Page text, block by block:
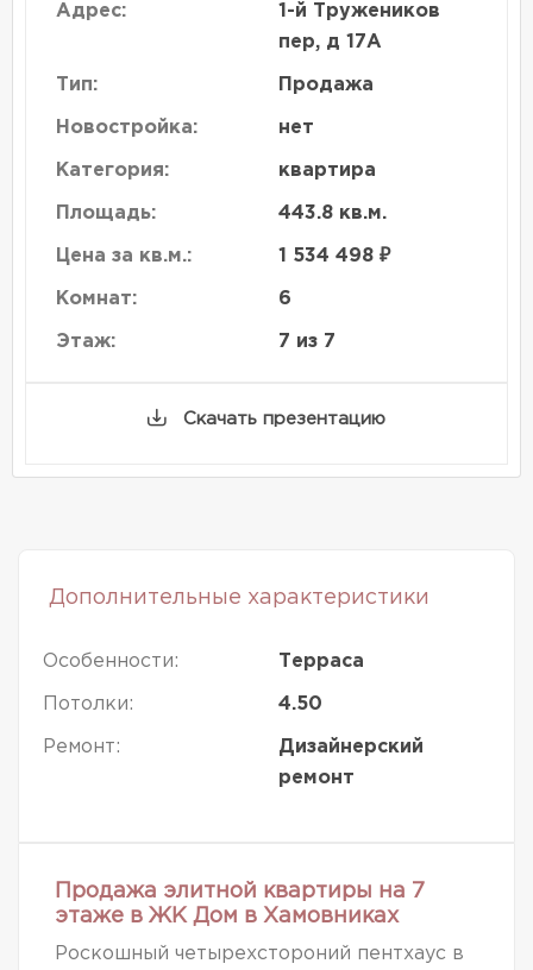
Адрес:
1-й Тружеников
пер, д 17А
Тип: Продажа
Новостройка: нет
Категория: квартира
Площадь: 443.8 кв.м.
Цена за кв.м.: 1 534 498 ₽
Комнат: 6
Этаж: 7 из 7
Скачать презентацию
Дополнительные характеристики
Особенности: Терраса
Потолки: 4.50
Ремонт:
Дизайнерский
ремонт
Продажа элитной квартиры на 7
этаже в ЖК Дом в Хамовниках
Роскошный четырехстороний пентхаус в